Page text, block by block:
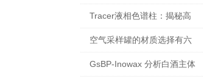
萃取技术的原理与应用
Tracer液相色谱柱：揭秘高
效分离的神秘力量
空气采样罐的材质选择有六
点讲究
GsBP-Inowax 分析白酒主体